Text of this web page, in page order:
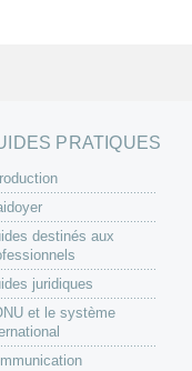
PRATIQUES
destinés aux
juridiques
et le système